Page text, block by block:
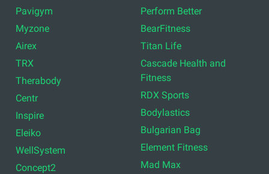
Pavigym
Myzone
Airex
TRX
Therabody
Centr
Inspire
Eleiko
WellSystem
Concept2
Perform Better
BearFitness
Titan Life
Cascade Health and
Fitness
RDX Sports
Bodylastics
Bulgarian Bag
Element Fitness
Mad Max